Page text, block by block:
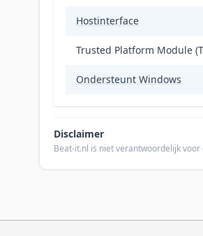
Hostinterface
Trusted Platform Module
Ondersteunt Windows
Disclaimer
Beat-it.nl is niet verantwoordelijk